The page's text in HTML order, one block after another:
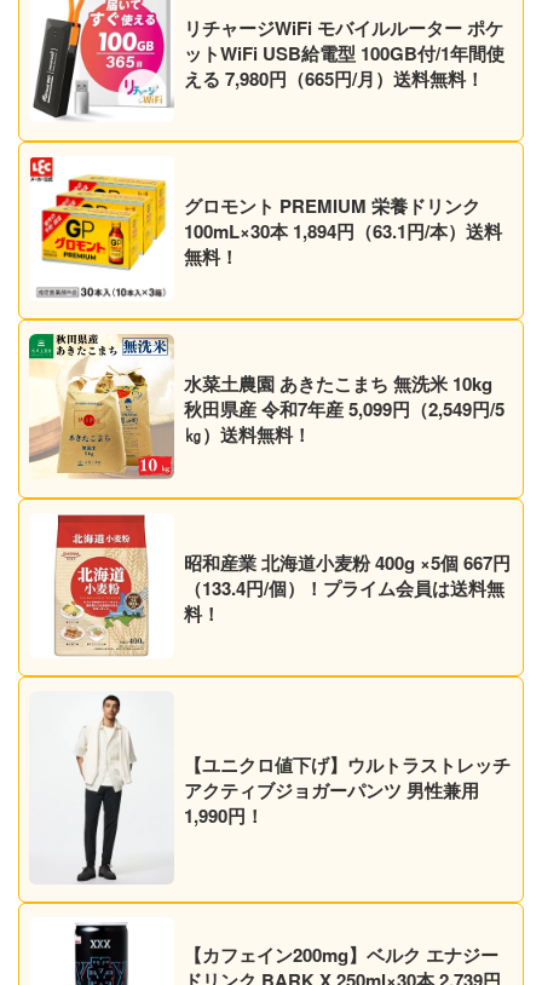
リチャージWiFi モバイルルーター ポケ
ットWiFi USB給電型 100GB付/1年間使
える 7,980円（665円/月）送料無料！
グロモント PREMIUM 栄養ドリンク
100mL×30本 1,894円（63.1円/本）送料
無料！
水菜土農園 あきたこまち 無洗米 10kg
秋田県産 令和7年産 5,099円（2,549円/5
㎏）送料無料！
昭和産業 北海道小麦粉 400g ×5個 667円
（133.4円/個）！プライム会員は送料無
料！
【ユニクロ値下げ】ウルトラストレッチ
アクティブジョガーパンツ 男性兼用
1,990円！
【カフェイン200mg】ベルク エナジー